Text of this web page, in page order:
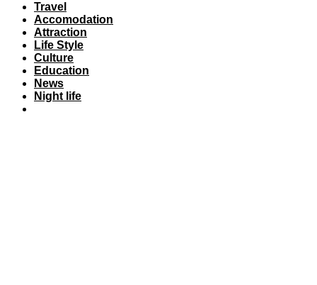
Travel
Accomodation
Attraction
Life Style
Culture
Education
News
Night life